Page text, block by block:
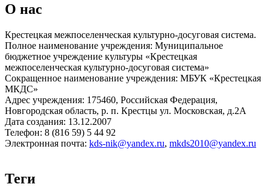
О нас
Крестецкая межпоселенческая культурно-досуговая система.
Полное наименование учреждения: Муниципальное
бюджетное учреждение культуры «Крестецкая
межпоселенческая культурно-досуговая система»
Сокращенное наименование учреждения: МБУК «Крестецкая
МКДС»
Адрес учреждения: 175460, Российская Федерация,
Новгородская область, р. п. Крестцы ул. Московская, д.2А
Дата создания: 13.12.2007
Телефон: 8 (816 59) 5 44 92
Электронная почта: kds-nik@yandex.ru, mkds2010@yandex.ru
Теги